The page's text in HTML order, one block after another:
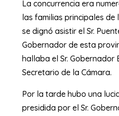
La concurrencia era
las familias principales de
se dignó asistir el Sr.
Gobernador de esta
hallaba el Sr. Gobernador
Secretario de la Cámara.
Por la tarde hubo una
presidida por el Sr.